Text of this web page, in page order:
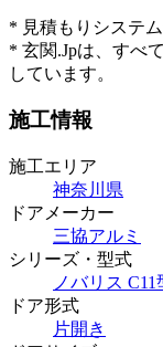
* 見積もりシステ
* 玄関.Jpは、すべ
しています。
施工情報
施工エリア
神奈川県
ドアメーカー
三協アルミ
シリーズ・型式
ノバリス C11
ドア形式
片開き